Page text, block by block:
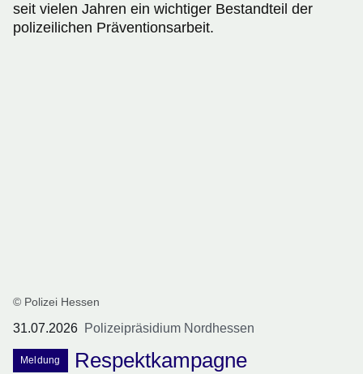
seit vielen Jahren ein wichtiger Bestandteil der
polizeilichen Präventionsarbeit.
© Polizei Hessen
31.07.2026 Polizeipräsidium Nordhessen
Meldung
Respektkampagne